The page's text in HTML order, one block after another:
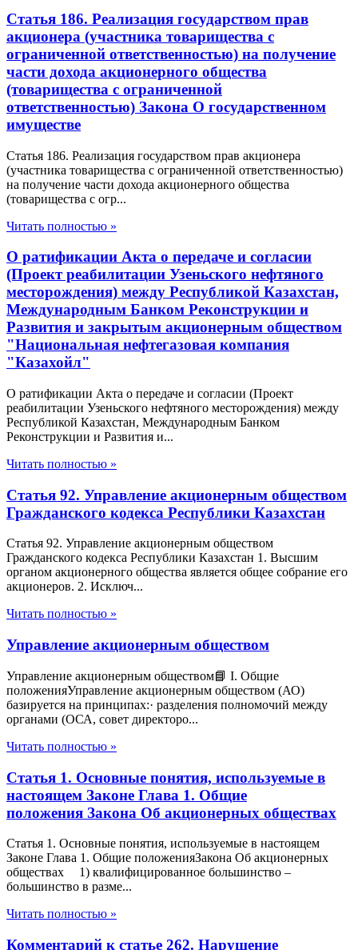
Статья 186. Реализация государством прав
акционера (участника товарищества с
ограниченной ответственностью) на получение
части дохода акционерного общества
(товарищества с ограниченной
ответственностью) Закона О государственном
имуществе
Статья 186. Реализация государством прав акционера
(участника товарищества с ограниченной ответственностью)
на получение части дохода акционерного общества
(товарищества с огр...
Читать полностью »
О ратификации Акта о передаче и согласии
(Проект реабилитации Узеньского нефтяного
месторождения) между Республикой Казахстан,
Международным Банком Реконструкции и
Развития и закрытым акционерным обществом
"Национальная нефтегазовая компания
"Казахойл"
О ратификации Акта о передаче и согласии (Проект
реабилитации Узеньского нефтяного месторождения) между
Республикой Казахстан, Международным Банком
Реконструкции и Развития и...
Читать полностью »
Статья 92. Управление акционерным обществом
Гражданского кодекса Республики Казахстан
Статья 92. Управление акционерным обществом
Гражданского кодекса Республики Казахстан 1. Высшим
органом акционерного общества является общее собрание его
акционеров. 2. Исключ...
Читать полностью »
Управление акционерным обществом
Управление акционерным обществом📘 I. Общие
положенияУправление акционерным обществом (АО)
базируется на принципах:· разделения полномочий между
органами (ОСА, совет директоро...
Читать полностью »
Статья 1. Основные понятия, используемые в
настоящем Законе Глава 1. Общие
положения Закона Об акционерных обществах
Статья 1. Основные понятия, используемые в настоящем
Законе Глава 1. Общие положенияЗакона Об акционерных
обществах 1) квалифицированное большинство –
большинство в разме...
Читать полностью »
Комментарий к статье 262. Нарушение